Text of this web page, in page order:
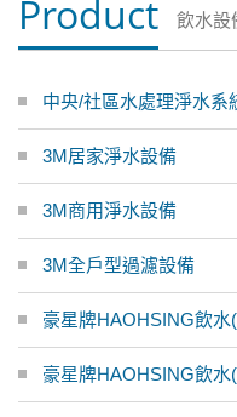
Product 飲水設
中央/社區水處理淨水系
3M居家淨水設備
3M商用淨水設備
3M全戶型過濾設備
豪星牌HAOHSING飲水
豪星牌HAOHSING飲水